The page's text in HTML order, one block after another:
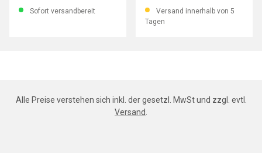
Sofort versandbereit
Versand innerhalb von 5
Tagen
Alle Preise verstehen sich inkl. der gesetzl. MwSt und zzgl. evtl.
Versand